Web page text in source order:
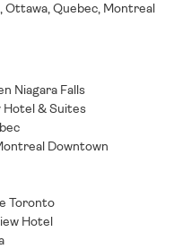
Ottawa, Quebec, Montreal
Niagara Falls
Hotel & Suites
Downtown
Toronto
Hotel